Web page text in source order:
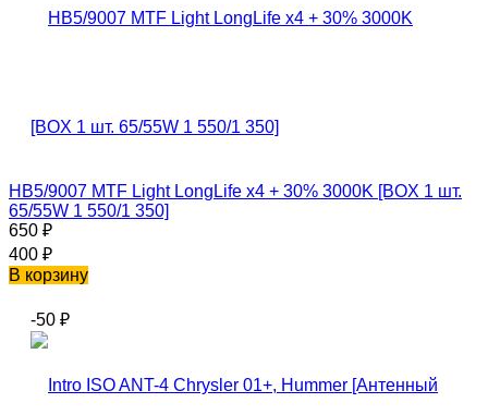
HB5/9007 MTF Light LongLife x4 + 30% 3000K [BOX 1 шт.
65/55W 1 550/1 350]
650 ₽
400 ₽
В корзину
-50 ₽